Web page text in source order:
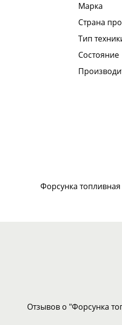
Марка
Страна
Тип
Состояние
Форсунка
Отзывов о "Форсунка